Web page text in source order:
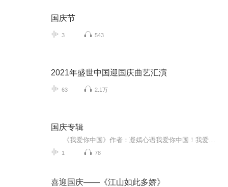
国庆节
3 543
2021年盛世中国迎国庆曲艺汇演
63 2.1万
国庆专辑
1 78
喜迎国庆——《江山如此多娇》